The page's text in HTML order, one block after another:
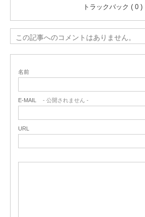
トラックバック ( 0 )
この記事へのコメントはありません。
名前
E-MAIL - 公開されません -
URL